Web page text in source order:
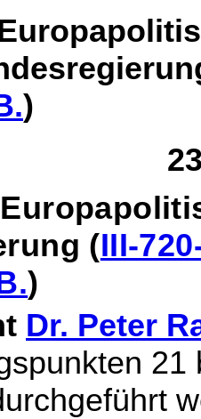
)
(III-
)
Dr. Peter